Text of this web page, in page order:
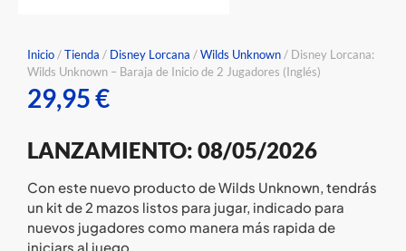
Inicio/Tienda / Disney Lorcana /Wilds Unknown/ Disney Lorcana:
Wilds Unknown – Baraja de Inicio de 2 Jugadores (Inglés)
29,95€
LANZAMIENTO: 08/05/2026
Con este nuevo producto de Wilds Unknown, tendrás
un kit de 2 mazos listos para jugar, indicado para
nuevos jugadores como manera más rapida de
iniciars al juego.